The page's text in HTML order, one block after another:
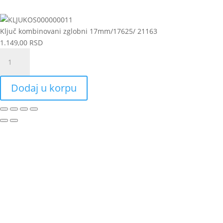
Ključ kombinovani zglobni 17mm/17625/ 21163
1.149,00 RSD
kombinovani
zglobni
17mm/17625/
21163
količina
Dodaj u korpu